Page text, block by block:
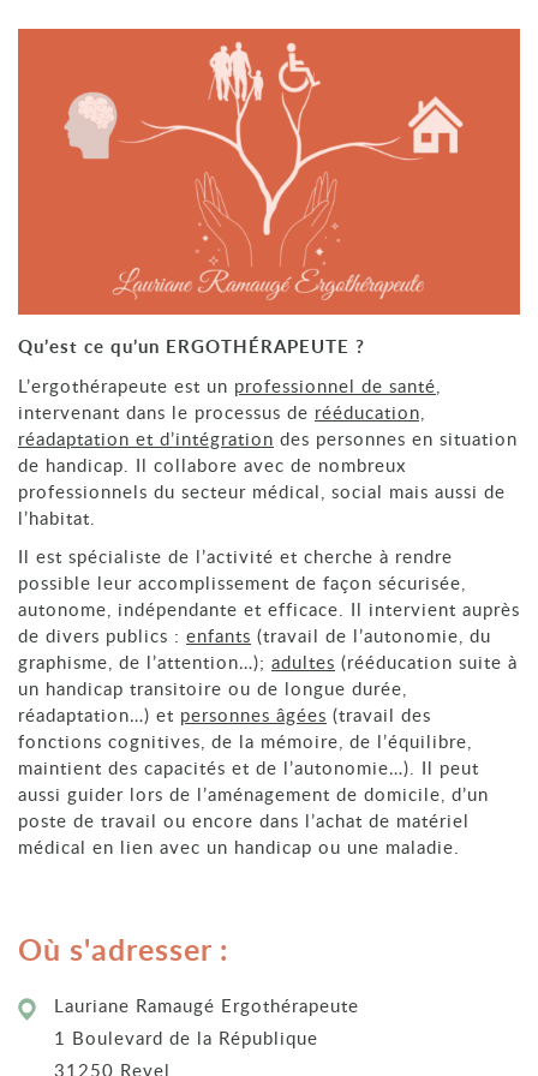
Qu’est ce qu’un ERGOTHÉRAPEUTE ?
L’ergothérapeute est un professionnel de santé,
intervenant dans le processus de rééducation,
réadaptation et d’intégration des personnes en situation
de handicap. Il collabore avec de nombreux
professionnels du secteur médical, social mais aussi de
l’habitat.
Il est spécialiste de l’activité et cherche à rendre
possible leur accomplissement de façon sécurisée,
autonome, indépendante et efficace. Il intervient auprès
de divers publics : enfants (travail de l’autonomie, du
graphisme, de l’attention…); adultes (rééducation suite à
un handicap transitoire ou de longue durée,
réadaptation…) et personnes âgées (travail des
fonctions cognitives, de la mémoire, de l’équilibre,
maintient des capacités et de l’autonomie…). Il peut
aussi guider lors de l’aménagement de domicile, d’un
poste de travail ou encore dans l’achat de matériel
médical en lien avec un handicap ou une maladie.
Où s'adresser :
Lauriane Ramaugé Ergothérapeute
1 Boulevard de la République
31250 Revel